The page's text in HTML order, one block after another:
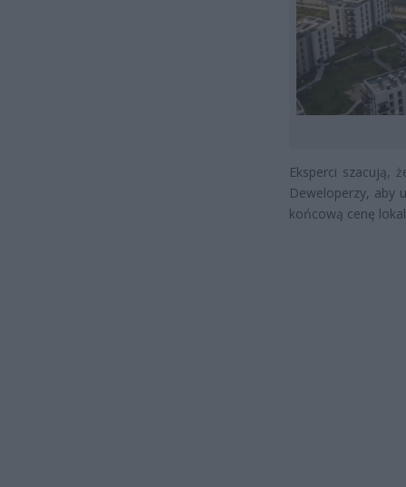
Eksperci szacują,
Deweloperzy, aby
końcową cenę